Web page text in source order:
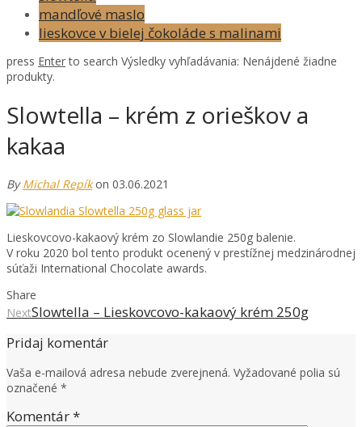
mandľové maslo
lieskovce v bielej čokoláde s malinami
press Enterto search Výsledky vyhľadávania: Nenájdené žiadne
produkty.
Slowtella – krém z orieškov a
kakaa
ByMichal Repík on 03.06.2021
Lieskovcovo-kakaový krém zo Slowlandie 250g balenie.
V roku 2020 bol tento produkt ocenený v prestížnej medzinárodnej
súťaži International Chocolate awards.
Share
NextSlowtella – Lieskovcovo-kakaový krém 250g
Pridaj komentár
Vaša e-mailová adresa nebude zverejnená. Vyžadované polia sú
označené *
Komentár*